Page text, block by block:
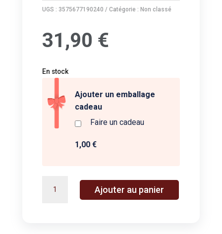
UGS : 3575677190240 Catégorie : Non classé
31,90 €
En stock
Ajouter un emballage
cadeau
Faire un cadeau
1,00 €
Ajouter au panier
A